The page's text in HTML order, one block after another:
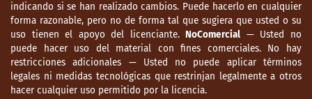
indicando si se han realizado cambios. Puede hacerlo en cualquier
forma razonable, pero no de forma tal que sugiera que usted o su
uso tienen el apoyo del licenciante.NoComercial — Usted no
puede hacer uso del material con fines comerciales. No hay
restricciones adicionales — Usted no puede aplicar términos
legales ni medidas tecnológicas que restrinjan legalmente a otros
hacer cualquier uso permitido por la licencia.